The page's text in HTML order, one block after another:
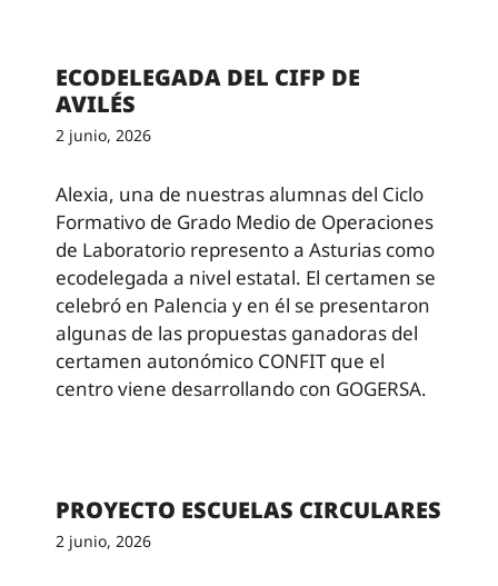
ECODELEGADA DEL CIFP DE
AVILÉS
2 junio, 2026
Alexia, una de nuestras alumnas del Ciclo
Formativo de Grado Medio de Operaciones
de Laboratorio represento a Asturias como
ecodelegada a nivel estatal. El certamen se
celebró en Palencia y en él se presentaron
algunas de las propuestas ganadoras del
certamen autonómico CONFIT que el
centro viene desarrollando con GOGERSA.
PROYECTO ESCUELAS CIRCULARES
2 junio, 2026